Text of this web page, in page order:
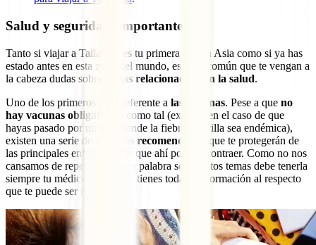
Salud y seguridad: importante
Tanto si viajar a Tailandia es tu primera vez en Asia como si ya has
estado antes en esta zona del mundo, es muy común que te vengan a
la cabeza dudas sobre
temas relacionados con la salud.
Uno de los primeros es el referente a las vacunas. Pese a que no
hay vacunas obligatorias
como tal (excepto en el caso de que
hayas pasado por un país donde la fiebre amarilla sea endémica),
existen una serie de
vacunas recomendadas
que te protegerán de
las principales enfermedades que ahí podrías contraer. Como no nos
cansamos de repetir, la última palabra sobre estos temas debe tenerla
siempre tu médico, pero aquí tienes toda la información al respecto
que te puede ser muy útil: